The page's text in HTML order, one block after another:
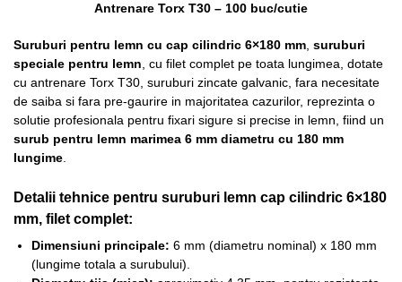
Antrenare Torx T30 – 100 buc/cutie
Suruburi pentru lemn cu cap cilindric 6×180 mm suruburi
speciale pentru lemn , cu filet complet pe toata lungimea, dotate
cu antrenare Torx T30, suruburi zincate galvanic, fara necesitate
de saiba si fara pre-gaurire in majoritatea cazurilor, reprezinta o
solutie profesionala pentru fixari sigure si precise in lemn, fiind un
surub pentru lemn marimea 6 mm diametru cu 180 mm
lungime
Detalii tehnice pentru suruburi lemn cap cilindric 6×180
mm, filet complet:
Dimensiuni principale: 6 mm (diametru nominal) x 180 mm
(lungime totala a surubului).